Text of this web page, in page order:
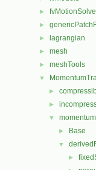
►
►
► lagrangian
► mesh
► meshTools
▼
►
►
▼
► Base
▼
►